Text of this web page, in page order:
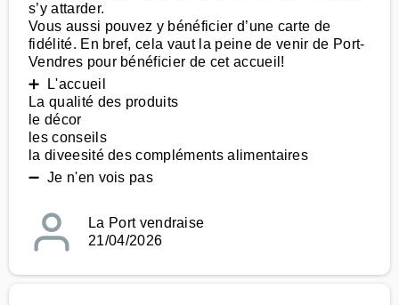
s’y attarder.
Vous aussi pouvez y bénéficier d’une carte de
fidélité. En bref, cela vaut la peine de venir de Port-
Vendres pour bénéficier de cet accueil!
➕ L'accueil
La qualité des produits
le décor
les conseils
la diveesité des compléments alimentaires
➖ Je n'en vois pas
La Port vendraise
21/04/2026